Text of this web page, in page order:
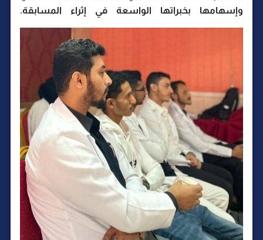
وإسهامها بخبراتها الواسعة في إثراء المسابقة.